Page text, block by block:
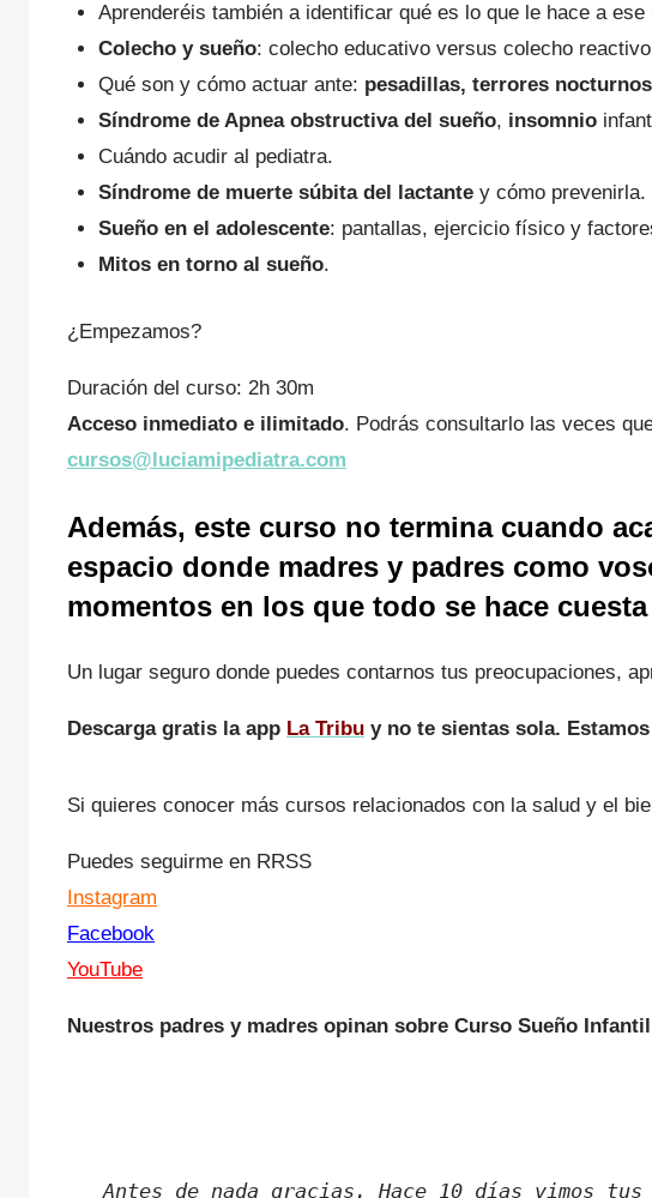
Aprenderéis también a identificar qué es lo que le hace a
Colecho y sueño: colecho educativo versus colecho
Qué son y cómo actuar ante: pesadillas, terrores
Síndrome de Apnea obstructiva del sueño, insomnio
Cuándo acudir al pediatra.
Síndrome de muerte súbita del lactantey cómo prevenirla.
Sueño en el adolescente: pantallas, ejercicio físico y
Mitos en torno al sueño.
¿Empezamos?
Duración del curso: 2h 30m
Acceso inmediato e ilimitado. Podrás consultarlo las veces
cursos@luciamipediatra.com
Además, este curso no termina cuando
espacio donde madres y padres como
momentos en los que todo se hace
Un lugar seguro donde puedes contarnos tus preocupaciones,
Descarga gratis la app La Tribu y no te sientas sola.
Si quieres conocer más cursos relacionados con la salud y el
Puedes seguirme en RRSS
Instagram
Facebook
YouTube
Nuestros padres y madres opinan sobre Curso Sueño
Antes de nada gracias. Hace 10 días vimos